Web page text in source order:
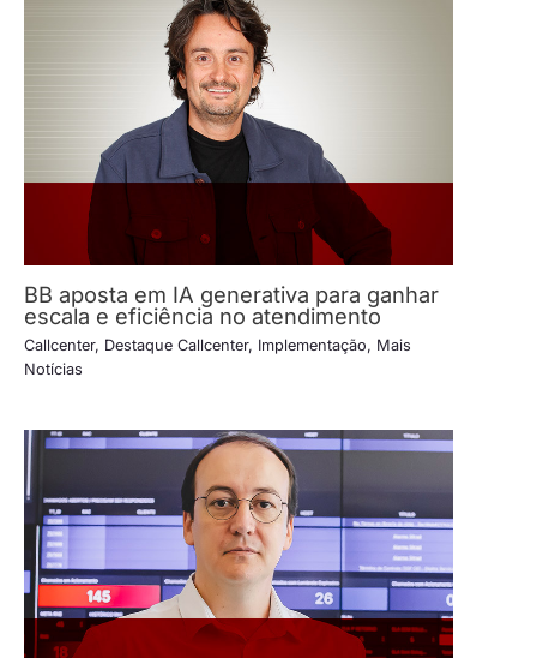
BB aposta em IA generativa para ganhar
escala e eficiência no atendimento
Callcenter, Destaque Callcenter, Implementação, Mais
Notícias